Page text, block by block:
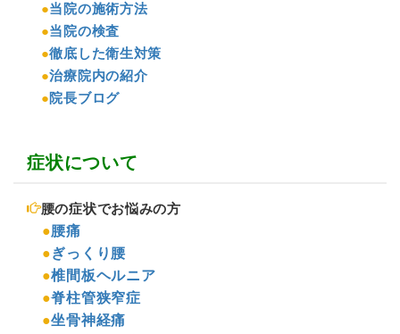
●当院の施術方法
●当院の検査
●徹底した衛生対策
●治療院内の紹介
●院長ブログ
症状について
腰の症状でお悩みの方
●腰痛
●ぎっくり腰
●椎間板ヘルニア
●脊柱管狭窄症
●坐骨神経痛